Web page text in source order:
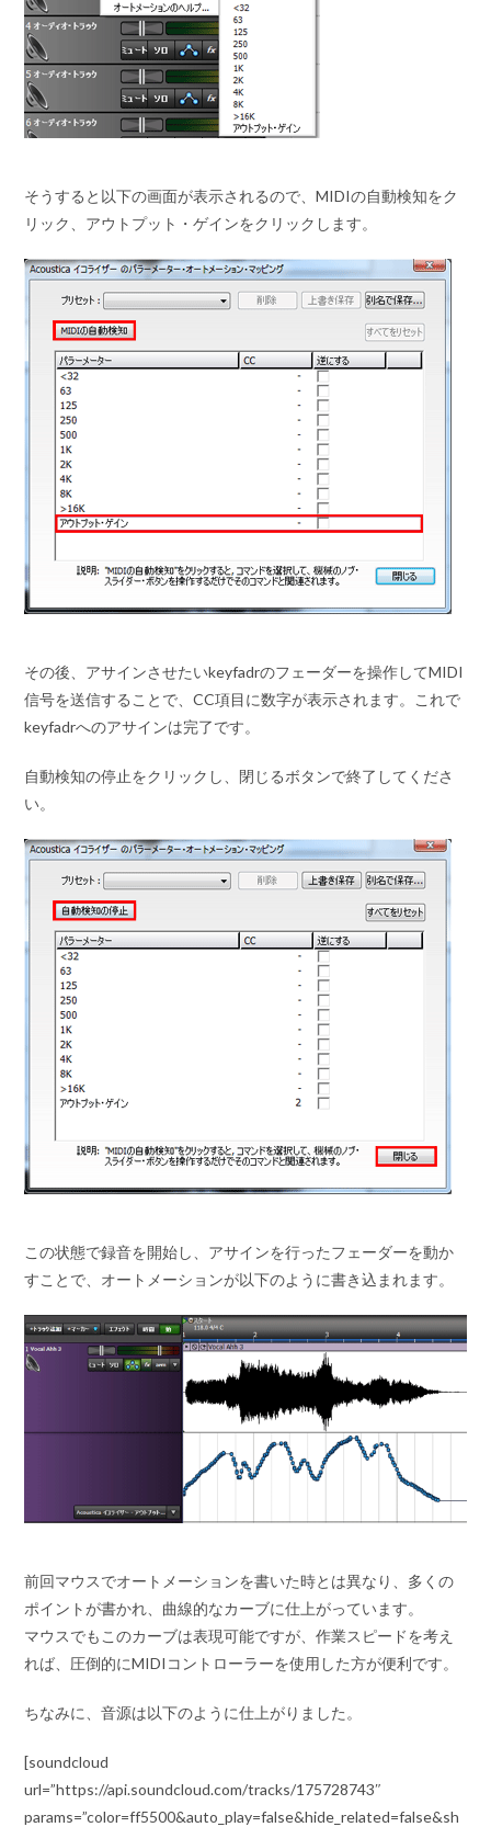
そうすると以下の画面が表示されるので、MIDIの自動検知をク
リック、アウトプット・ゲインをクリックします。
その後、アサインさせたいkeyfadrのフェーダーを操作してMIDI
信号を送信することで、CC項目に数字が表示されます。これで
keyfadrへのアサインは完了です。
自動検知の停止をクリックし、閉じるボタンで終了してくださ
い。
この状態で録音を開始し、アサインを行ったフェーダーを動か
すことで、オートメーションが以下のように書き込まれます。
前回マウスでオートメーションを書いた時とは異なり、多くの
ポイントが書かれ、曲線的なカーブに仕上がっています。
マウスでもこのカーブは表現可能ですが、作業スピードを考え
れば、圧倒的にMIDIコントローラーを使用した方が便利です。
ちなみに、音源は以下のように仕上がりました。
[soundcloud
url=”https://api.soundcloud.com/tracks/175728743″
params=”color=ff5500&auto_play=false&hide_related=false&sh